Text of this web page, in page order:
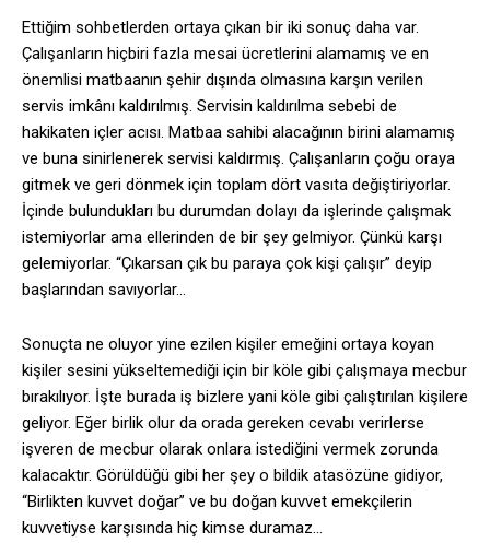
Ettiğim sohbetlerden ortaya çıkan bir iki sonuç daha var.
Çalışanların hiçbiri fazla mesai ücretlerini alamamış ve en
önemlisi matbaanın şehir dışında olmasına karşın verilen
servis imkânı kaldırılmış. Servisin kaldırılma sebebi de
hakikaten içler acısı. Matbaa sahibi alacağının birini alamamış
ve buna sinirlenerek servisi kaldırmış. Çalışanların çoğu oraya
gitmek ve geri dönmek için toplam dört vasıta değiştiriyorlar.
İçinde bulundukları bu durumdan dolayı da işlerinde çalışmak
istemiyorlar ama ellerinden de bir şey gelmiyor. Çünkü karşı
gelemiyorlar. “Çıkarsan çık bu paraya çok kişi çalışır” deyip
başlarından savıyorlar…
Sonuçta ne oluyor yine ezilen kişiler emeğini ortaya koyan
kişiler sesini yükseltemediği için bir köle gibi çalışmaya mecbur
bırakılıyor. İşte burada iş bizlere yani köle gibi çalıştırılan kişilere
geliyor. Eğer birlik olur da orada gereken cevabı verirlerse
işveren de mecbur olarak onlara istediğini vermek zorunda
kalacaktır. Görüldüğü gibi her şey o bildik atasözüne gidiyor,
“Birlikten kuvvet doğar” ve bu doğan kuvvet emekçilerin
kuvvetiyse karşısında hiç kimse duramaz…